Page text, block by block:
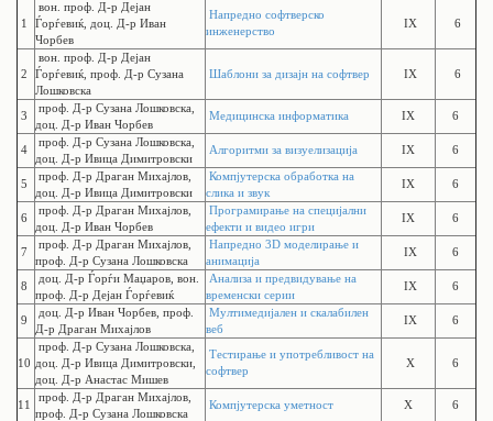
1
вон. проф. Д-р Дејан
Ѓорѓевиќ, доц. Д-р Иван
Чорбев
Напредно софтверско
инженерство
IX 6
2
вон. проф. Д-р Дејан
Ѓорѓевиќ, проф. Д-р Сузана
Лошковска
Шаблони за дизајн на софтвер IX 6
3
проф. Д-р Сузана Лошковска,
доц. Д-р Иван Чорбев
Медицинска информатика IX 6
4
проф. Д-р Сузана Лошковска,
доц. Д-р Ивица Димитровски
Алгоритми за визуелизација IX 6
5
проф. Д-р Драган Михајлов,
доц. Д-р Ивица Димитровски
Компјутерска обработка на
слика и звук
IX 6
6
проф. Д-р Драган Михајлов,
доц. Д-р Иван Чорбев
Програмирање на специјални
ефекти и видео игри
IX 6
7
проф. Д-р Драган Михајлов,
проф. Д-р Сузана Лошковска
Напредно 3D моделирање и
анимација
IX 6
8
доц. Д-р Ѓорѓи Маџаров, вон.
проф. Д-р Дејан Ѓорѓевиќ
Анализа и предвидување на
временски серии
IX 6
9
доц. Д-р Иван Чорбев, проф.
Д-р Драган Михајлов
Мултимедијален и скалабилен
веб
IX 6
10
проф. Д-р Сузана Лошковска,
доц. Д-р Ивица Димитровски,
доц. Д-р Анастас Мишев
Тестирање и употребливост на
софтвер
X 6
11
проф. Д-р Драган Михајлов,
проф. Д-р Сузана Лошковска
Компјутерска уметност X 6